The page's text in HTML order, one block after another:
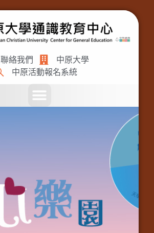
聯絡我們
中原大學
中原活動報名系統